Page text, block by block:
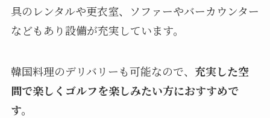
具のレンタルや更衣室、ソファーやバーカウンター
などもあり設備が充実しています。
韓国料理のデリバリーも可能なので、 充実した空
間で楽しくゴルフを楽しみたい方におすすめで
す。